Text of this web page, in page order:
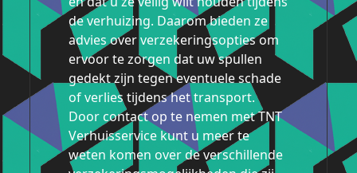
de verhuizing. Daarom bieden ze
advies over verzekeringsopties om
ervoor te zorgen dat uw spullen
gedekt zijn tegen eventuele schade
of verlies tijdens het transport.
Door contact op te nemen met TNT
Verhuisservice kunt u meer te
weten komen over de verschillende